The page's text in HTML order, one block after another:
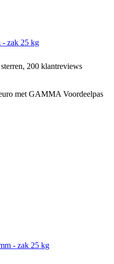
- zak 25 kg
200 klantreviews
met GAMMA Voordeelpas
- zak 25 kg